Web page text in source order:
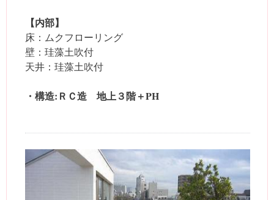
【内部】
床：ムクフローリング
壁：珪藻土吹付
天井：珪藻土吹付
・構造:ＲＣ造 地上３階＋PH